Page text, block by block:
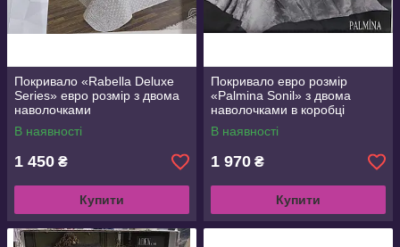
Покривало «Rabella Deluxe
Series» евро розмір з двома
наволочками
В наявності
1 450 ₴
Купити
Покривало евро розмір
«Palmina Sonil» з двома
наволочками в коробці
В наявності
1 970 ₴
Купити